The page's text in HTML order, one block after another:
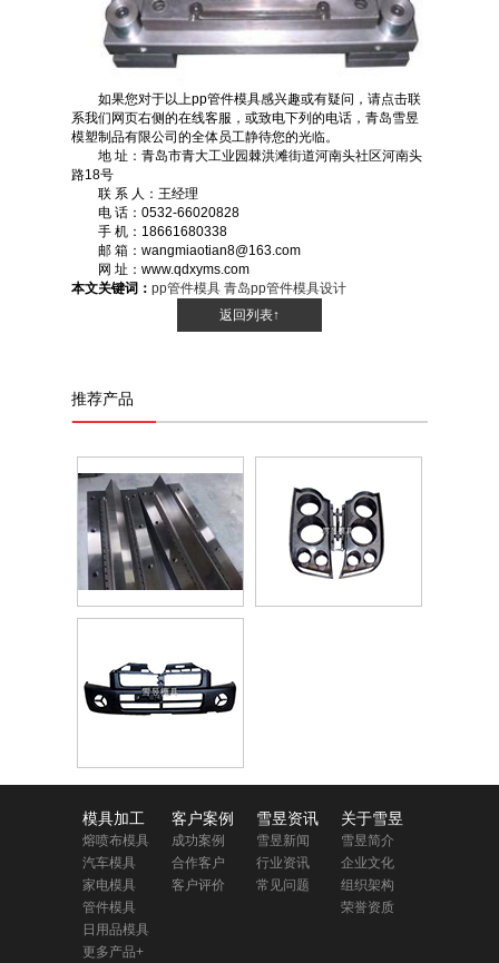
如果您对于以上pp管件模具感兴趣或有疑问，请点击联
系我们网页右侧的在线客服，或致电下列的电话，青岛雪昱
模塑制品有限公司的全体员工静待您的光临。
地 址：青岛市青大工业园棘洪滩街道河南头社区河南头
路18号
联 系 人：王经理
电 话：0532-66020828
手 机：18661680338
邮 箱：wangmiaotian8@163.com
网 址：www.qdxyms.com
本文关键词： pp管件模具 青岛pp管件模具设计
返回列表↑
推荐产品
模具加工
熔喷布模具
汽车模具
家电模具
管件模具
日用品模具
更多产品+
客户案例
成功案例
合作客户
客户评价
雪昱资讯
雪昱新闻
行业资讯
常见问题
关于雪昱
雪昱简介
企业文化
组织架构
荣誉资质